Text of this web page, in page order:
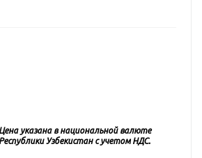
Цена указана в национальной валюте
Республики Узбекистан с учетом НДС.